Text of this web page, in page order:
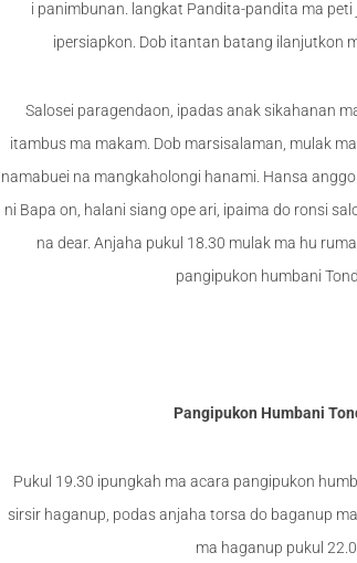
i panimbunan. langkat Pandita-pandita ma peti
ipersiapkon. Dob itantan batang ilanjutkon
Salosei paragendaon, ipadas anak sikahanan
itambus ma makam. Dob marsisalaman, mulak
namabuei na mangkaholongi hanami. Hansa
ni Bapa on, halani siang ope ari, ipaima do ronsi
na dear. Anjaha pukul 18.30 mulak ma hu
pangipukon humbani
Pangipukon Humbani
Pukul 19.30 ipungkah ma acara pangipukon
sirsir haganup, podas anjaha torsa do baganup
ma haganup pukul